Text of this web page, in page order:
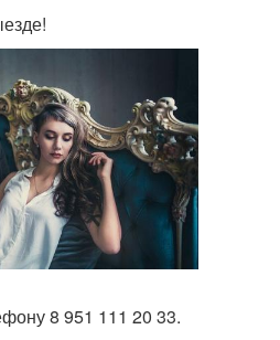
8 951 111 20 33.